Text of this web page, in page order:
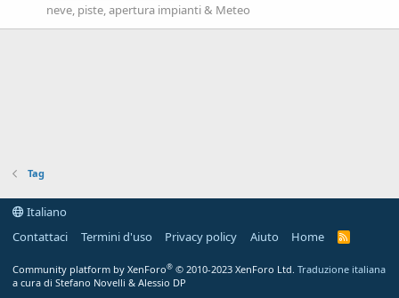
neve, piste, apertura impianti & Meteo
Tag
Italiano
Contattaci
Termini d'uso Privacy policy Aiuto Home
R
Community platform by XenForo® © 2010-2023 XenForo Ltd. Traduzione italiana
a cura di Stefano Novelli & Alessio DP